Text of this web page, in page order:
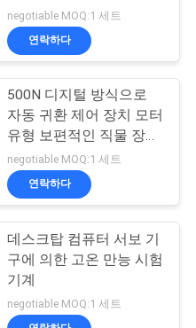
negotiable MOQ:1 세트
연락하다
500N 디지털 방식으로
자동 귀환 제어 장치 모터
유형 보편적인 직물 장력
강도 시험기
negotiable MOQ:1 세트
연락하다
데스크탑 컴퓨터 서보 기
구에 의한 고온 만능 시험
기계
negotiable MOQ:1 세트